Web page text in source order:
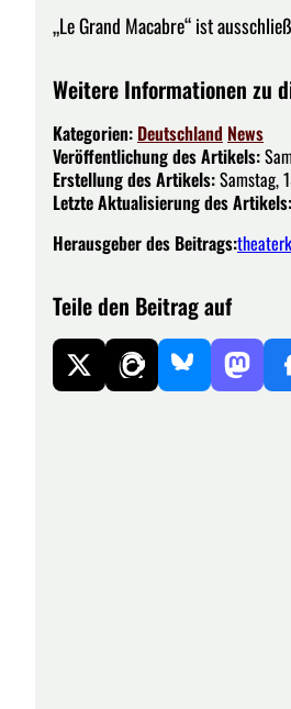
„Le Grand Macabre“ ist
Weitere Informationen zu
Kategorien: Deutschland News
Veröffentlichung des Artikels:
Erstellung des Artikels:Samstag,
Letzte Aktualisierung des Artikels:
Herausgeber des Beitrags:
Teile den Beitrag auf